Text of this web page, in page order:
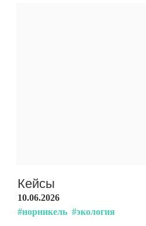
Кейсы
10.06.2026
#норникель #экология